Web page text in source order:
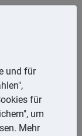
und für
für
um
Mehr